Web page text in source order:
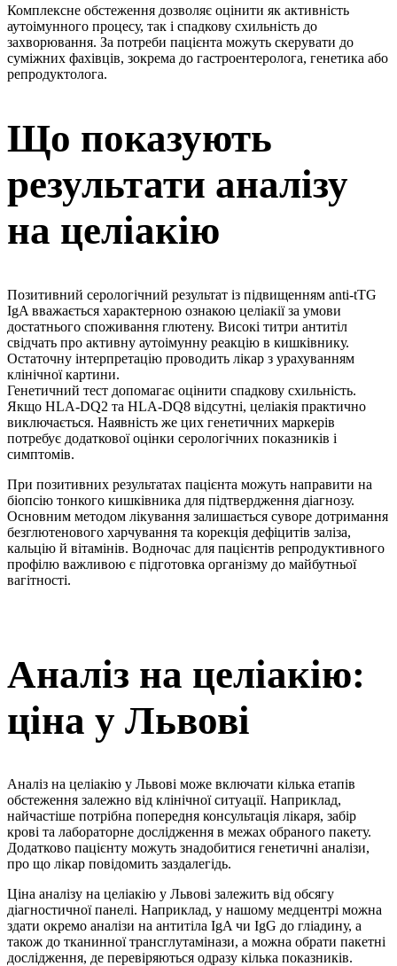
Комплексне обстеження дозволяє оцінити як активність
аутоімунного процесу, так і спадкову схильність до
захворювання. За потреби пацієнта можуть скерувати до
суміжних фахівців, зокрема до гастроентеролога, генетика або
репродуктолога.
Що показують
результати аналізу
на целіакію
Позитивний серологічний результат із підвищенням anti-tTG
IgA вважається характерною ознакою целіакії за умови
достатнього споживання глютену. Високі титри антитіл
свідчать про активну аутоімунну реакцію в кишківнику.
Остаточну інтерпретацію проводить лікар з урахуванням
клінічної картини.
Генетичний тест допомагає оцінити спадкову схильність.
Якщо HLA-DQ2 та HLA-DQ8 відсутні, целіакія практично
виключається. Наявність же цих генетичних маркерів
потребує додаткової оцінки серологічних показників і
симптомів.
При позитивних результатах пацієнта можуть направити на
біопсію тонкого кишківника для підтвердження діагнозу.
Основним методом лікування залишається суворе дотримання
безглютенового харчування та корекція дефіцитів заліза,
кальцію й вітамінів. Водночас для пацієнтів репродуктивного
профілю важливою є підготовка організму до майбутньої
вагітності.
Аналіз на целіакію:
ціна у Львові
Аналіз на целіакію у Львові може включати кілька етапів
обстеження залежно від клінічної ситуації. Наприклад,
найчастіше потрібна попередня консультація лікаря, забір
крові та лабораторне дослідження в межах обраного пакету.
Додатково пацієнту можуть знадобитися генетичні аналізи,
про що лікар повідомить заздалегідь.
Ціна аналізу на целіакію у Львові залежить від обсягу
діагностичної панелі. Наприклад, у нашому медцентрі можна
здати окремо аналізи на антитіла IgA чи IgG до гліадину, а
також до тканинної трансглутамінази, а можна обрати пакетні
дослідження, де перевіряються одразу кілька показників.